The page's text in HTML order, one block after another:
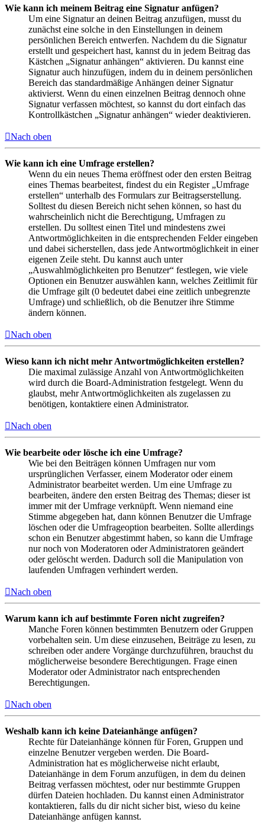
Wie kann ich meinem Beitrag eine Signatur anfügen?
Um eine Signatur an deinen Beitrag anzufügen, musst du
zunächst eine solche in den Einstellungen in deinem
persönlichen Bereich entwerfen. Nachdem du die Signatur
erstellt und gespeichert hast, kannst du in jedem Beitrag das
Kästchen „Signatur anhängen“ aktivieren. Du kannst eine
Signatur auch hinzufügen, indem du in deinem persönlichen
Bereich das standardmäßige Anhängen deiner Signatur
aktivierst. Wenn du einen einzelnen Beitrag dennoch ohne
Signatur verfassen möchtest, so kannst du dort einfach das
Kontrollkästchen „Signatur anhängen“ wieder deaktivieren.
Nach oben
Wie kann ich eine Umfrage erstellen?
Wenn du ein neues Thema eröffnest oder den ersten Beitrag
eines Themas bearbeitest, findest du ein Register „Umfrage
erstellen“ unterhalb des Formulars zur Beitragserstellung.
Solltest du diesen Bereich nicht sehen können, so hast du
wahrscheinlich nicht die Berechtigung, Umfragen zu
erstellen. Du solltest einen Titel und mindestens zwei
Antwortmöglichkeiten in die entsprechenden Felder eingeben
und dabei sicherstellen, dass jede Antwortmöglichkeit in einer
eigenen Zeile steht. Du kannst auch unter
„Auswahlmöglichkeiten pro Benutzer“ festlegen, wie viele
Optionen ein Benutzer auswählen kann, welches Zeitlimit für
die Umfrage gilt (0 bedeutet dabei eine zeitlich unbegrenzte
Umfrage) und schließlich, ob die Benutzer ihre Stimme
ändern können.
Nach oben
Wieso kann ich nicht mehr Antwortmöglichkeiten erstellen?
Die maximal zulässige Anzahl von Antwortmöglichkeiten
wird durch die Board-Administration festgelegt. Wenn du
glaubst, mehr Antwortmöglichkeiten als zugelassen zu
benötigen, kontaktiere einen Administrator.
Nach oben
Wie bearbeite oder lösche ich eine Umfrage?
Wie bei den Beiträgen können Umfragen nur vom
ursprünglichen Verfasser, einem Moderator oder einem
Administrator bearbeitet werden. Um eine Umfrage zu
bearbeiten, ändere den ersten Beitrag des Themas; dieser ist
immer mit der Umfrage verknüpft. Wenn niemand eine
Stimme abgegeben hat, dann können Benutzer die Umfrage
löschen oder die Umfrageoption bearbeiten. Sollte allerdings
schon ein Benutzer abgestimmt haben, so kann die Umfrage
nur noch von Moderatoren oder Administratoren geändert
oder gelöscht werden. Dadurch soll die Manipulation von
laufenden Umfragen verhindert werden.
Nach oben
Warum kann ich auf bestimmte Foren nicht zugreifen?
Manche Foren können bestimmten Benutzern oder Gruppen
vorbehalten sein. Um diese einzusehen, Beiträge zu lesen, zu
schreiben oder andere Vorgänge durchzuführen, brauchst du
möglicherweise besondere Berechtigungen. Frage einen
Moderator oder Administrator nach entsprechenden
Berechtigungen.
Nach oben
Weshalb kann ich keine Dateianhänge anfügen?
Rechte für Dateianhänge können für Foren, Gruppen und
einzelne Benutzer vergeben werden. Die Board-
Administration hat es möglicherweise nicht erlaubt,
Dateianhänge in dem Forum anzufügen, in dem du deinen
Beitrag verfassen möchtest, oder nur bestimmte Gruppen
dürfen Dateien hochladen. Du kannst einen Administrator
kontaktieren, falls du dir nicht sicher bist, wieso du keine
Dateianhänge anfügen kannst.